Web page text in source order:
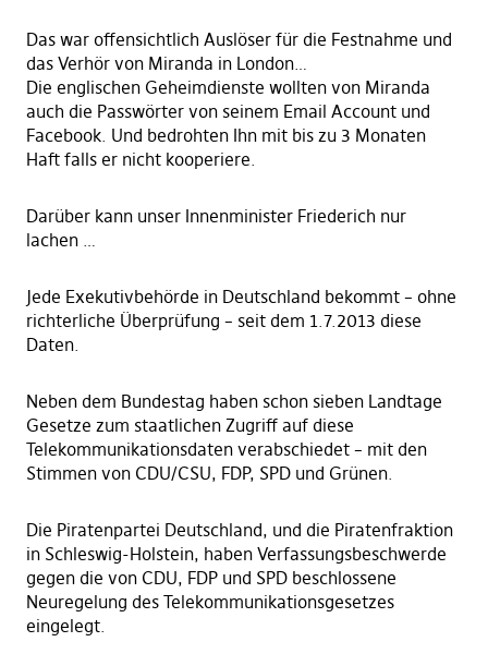
Das war offensichtlich Auslöser für die Festnahme und
das Verhör von Miranda in London…
Die englischen Geheimdienste wollten von Miranda
auch die Passwörter von seinem Email Account und
Facebook. Und bedrohten Ihn mit bis zu 3 Monaten
Haft falls er nicht kooperiere.
Darüber kann unser Innenminister Friederich nur
lachen …
Jede Exekutivbehörde in Deutschland bekommt – ohne
richterliche Überprüfung – seit dem 1.7.2013 diese
Daten.
Neben dem Bundestag haben schon sieben Landtage
Gesetze zum staatlichen Zugriff auf diese
Telekommunikationsdaten verabschiedet – mit den
Stimmen von CDU/CSU, FDP, SPD und Grünen.
Die Piratenpartei Deutschland, und die Piratenfraktion
in Schleswig-Holstein, haben Verfassungsbeschwerde
gegen die von CDU, FDP und SPD beschlossene
Neuregelung des Telekommunikationsgesetzes
eingelegt.